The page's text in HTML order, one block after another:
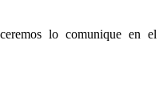
lo comunique en el